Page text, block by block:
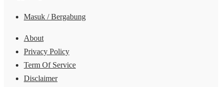
Masuk / Bergabung
About
Privacy Policy
Term Of Service
Disclaimer